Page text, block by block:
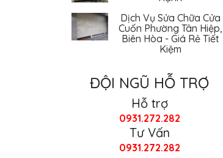
Cuốn Phường Tân Hiệp,
Biên Hòa - Giá Rẻ Tiết
Kiệm
giá rẻ
Cửa cuốn Đài Loan kéo
tay Biên Hòa 2023 - cua
cuon bien hoa keo tay
Cửa cuốn Phúc Nghĩa
sản xuất và phân phối
ĐỘI NGŨ HỖ TRỢ
Hỗ trợ
0931.272.282
Tư Vấn
0931.272.282